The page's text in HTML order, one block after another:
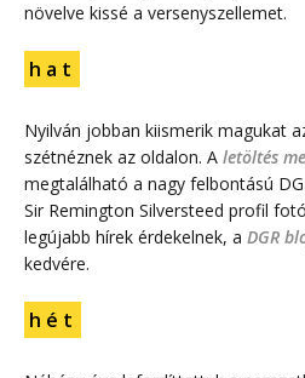
növelve kissé a versenyszellemet.
h a t
Nyilván jobban kiismerik magukat
szétnéznek az oldalon. A letöltés
megtalálható a nagy felbontású
Sir Remington Silversteed profil
legújabb hírek érdekelnek, a DGR
kedvére.
h é t